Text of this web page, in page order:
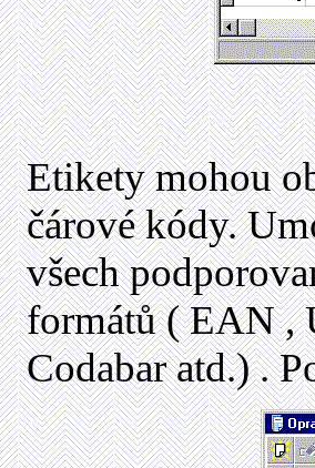
Etikety mohou
čárové kódy.
všech
formátů ( EAN ,
Codabar atd.) .